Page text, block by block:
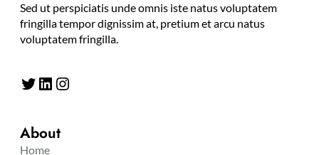
Sed ut perspiciatis unde omnis iste natus voluptatem
fringilla tempor dignissim at, pretium et arcu natus
voluptatem fringilla.
Twitter LinkedIn Instagram
About
Home